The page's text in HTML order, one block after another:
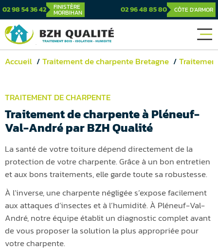
02 98 54 36 42 FINISTÈRE
MORBIHAN 02 96 48 85 80 CÔTE D'ARMOR
Accueil Traitement de charpente Bretagne
TRAITEMENT DE CHARPENTE
Traitement de charpente à Pléneuf-
Val-André par BZH Qualité
La santé de votre toiture dépend directement de la
protection de votre charpente. Grâce à un bon entretien
et aux bons traitements, elle garde toute sa robustesse.
À l’inverse, une charpente négligée s’expose facilement
aux attaques d’insectes et à l’humidité. À Pléneuf-Val-
André, notre équipe établit un diagnostic complet avant
de vous proposer la solution la plus appropriée pour
votre charpente.